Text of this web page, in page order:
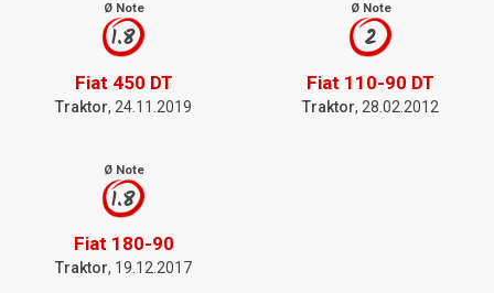
Ø Note
1.8
Fiat 450 DT
Traktor, 24.11.2019
Ø Note
2
Fiat 110-90 DT
Traktor, 28.02.2012
Ø Note
1.8
Fiat 180-90
Traktor, 19.12.2017